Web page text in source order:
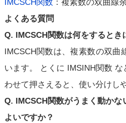
IMCSCH関数 ：複素数の双曲線
よくある質問
Q. IMCSCH関数は何をするとき
IMCSCH関数は、複素数の双
います。 とくに IMSINH関数
わせて押さえると、使い分けし
Q. IMCSCH関数がうまく動か
よいですか？